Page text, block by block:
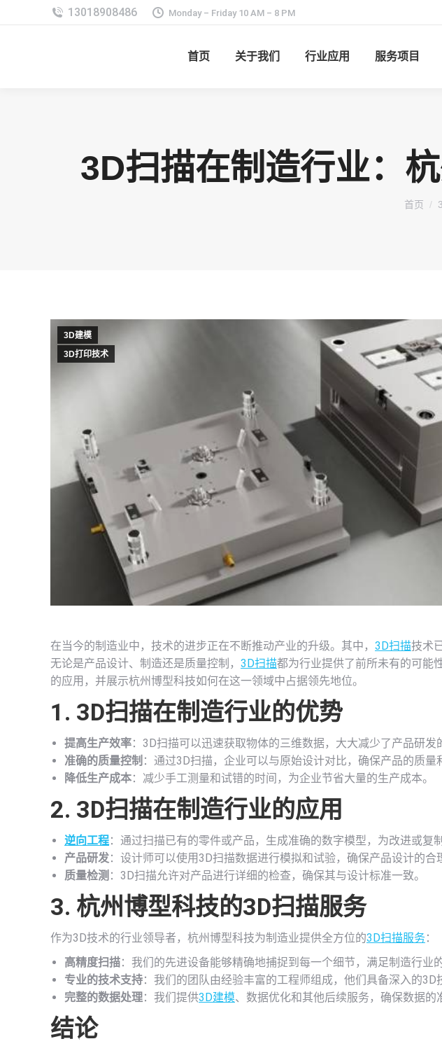
Monday – Friday 10 AM – 8 PM
首页 关于我们 行业应用 服务项目
3D扫描在制造行业：
您在这
首页
3D建模
3D打印技术
在当今的制造业中，技术的进步正在不断推动产业的升级。其中， 3D扫描技术
无论是产品设计、制造还是质量控制， 3D扫描都为行业提供了前所未有的可能
的应用，并展示杭州博型科技如何在这一领域中占据领先地位。
1. 3D扫描在制造行业的优势
提高生产效率：3D扫描可以迅速获取物体的三维数据，大大减少了产品研发
准确的质量控制 ：通过3D扫描，企业可以与原始设计对比，确保产品的质量
降低生产成本：减少手工测量和试错的时间，为企业节省大量的生产成本。
2. 3D扫描在制造行业的应用
逆向工程：通过扫描已有的零件或产品，生成准确的数字模型，为改进或复
产品研发：设计师可以使用3D扫描数据进行模拟和试验，确保产品设计的合
质量检测 ：3D扫描允许对产品进行详细的检查，确保其与设计标准一致。
3. 杭州博型科技的3D扫描服务
作为3D技术的行业领导者，杭州博型科技为制造业提供全方位的3D扫描服务：
高精度扫描：我们的先进设备能够精确地捕捉到每一个细节，满足制造行业
专业的技术支持：我们的团队由经验丰富的工程师组成，他们具备深入的3D
完整的数据处理：我们提供3D建模、数据优化和其他后续服务，确保数据的
结论